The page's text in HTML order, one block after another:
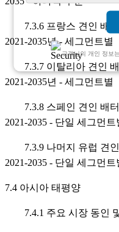
고객님의 개인 정보
7.3.6 프랑스 견인 배터
2021-2035년 - 세그먼트별
7.3.7 이탈리아 견인 배
2021-2035년 - 세그먼트별
7.3.8 스페인 견인 배터
2021-2035 - 단일 세그먼트
7.3.9 나머지 유럽 견인
2021-2035 - 단일 세그먼트
7.4 아시아 태평양
7.4.1 주요 시장 동인